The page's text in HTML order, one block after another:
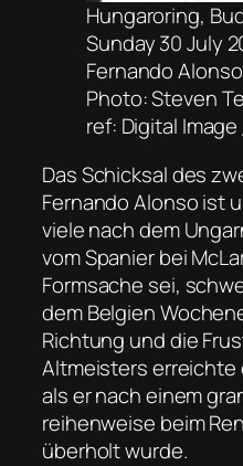
Hungaroring,
Sunday 30 July
Fernando
Photo: Steven
ref: Digital Image
Das Schicksal des
Fernando Alonso ist
viele nach dem
vom Spanier bei
Formsache sei,
dem Belgien
Richtung und die
Altmeisters erreichte
als er nach einem
reihenweise beim
überholt wurde.